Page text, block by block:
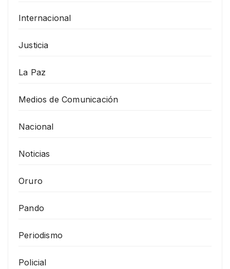
Internacional
Justicia
La Paz
Medios de Comunicación
Nacional
Noticias
Oruro
Pando
Periodismo
Policial